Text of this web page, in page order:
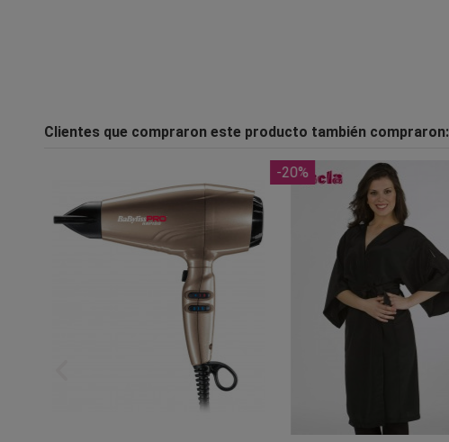
Clientes que compraron este producto también compraron:
-20%